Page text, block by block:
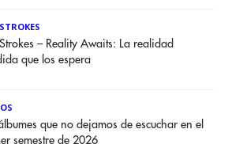
– Reality Awaits: La realidad
que los espera
que no dejamos de escuchar en el
semestre de 2026